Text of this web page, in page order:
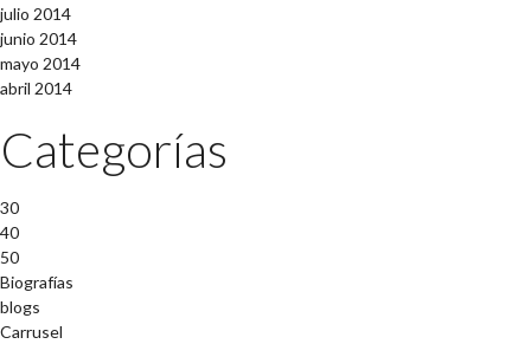
julio 2014
junio 2014
mayo 2014
abril 2014
Categorías
30
40
50
Biografías
blogs
Carrusel